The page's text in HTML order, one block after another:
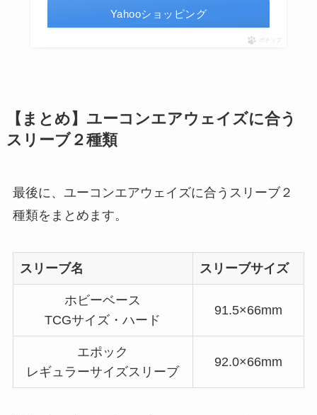
Yahooショッピング
ポチップ
【まとめ】ユーコンエアウェイズに合う
スリーブ２種類
最後に、ユーコンエアウェイズに合うスリーブ２
種類をまとめます。
スリーブ名 スリーブサイズ
ホビーベース
TCGサイズ・ハード
91.5×66mm
エポック
レギュラーサイズスリーブ
92.0×66mm